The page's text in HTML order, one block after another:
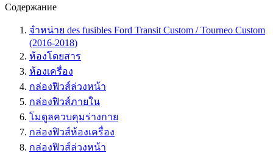
Содержание
จำหน่าย des fusibles Ford Transit Custom / Tourneo Custom
(2016-2018)
ห้องโดยสาร
ห้องเครื่อง
กล่องฟิวส์ล่วงหน้า
กล่องฟิวส์ภายใน
โมดูลควบคุมร่างกาย
กล่องฟิวส์ห้องเครื่อง
กล่องฟิวส์ล่วงหน้า